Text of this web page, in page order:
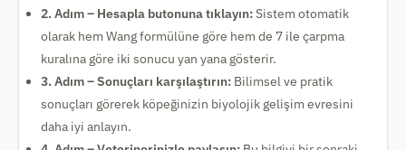
2. Adım – Hesapla butonuna tıklayın:Sistem otomatik
olarak hem Wang formülüne göre hem de 7 ile çarpma
kuralına göre iki sonucu yan yana gösterir.
3. Adım – Sonuçları karşılaştırın: Bilimsel ve pratik
sonuçları görerek köpeğinizin biyolojik gelişim evresini
daha iyi anlayın.